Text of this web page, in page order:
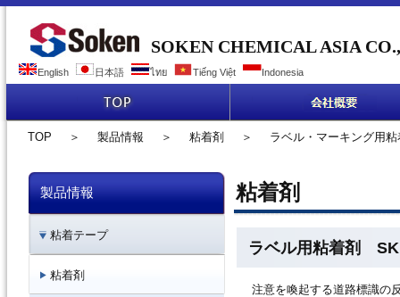
SOKEN CHEMICAL ASIA
English 日本語 ไทย Tiếng Việt Indonesia
TOP ＞ 製品情報 ＞ 粘着剤 ＞ ラベル・マーキング用粘
製品情報
粘着テープ
粘着剤
粘着剤
ラベル用粘着剤
注意を喚起する道路標識の